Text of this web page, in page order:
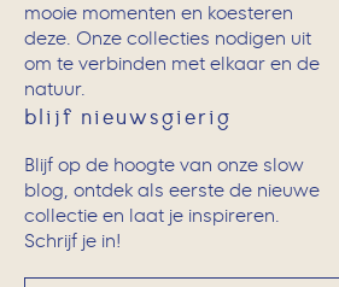
mooie momenten en koesteren
deze. Onze collecties nodigen uit
om te verbinden met elkaar en de
natuur.
blijf nieuwsgierig
Blijf op de hoogte van onze slow
blog, ontdek als eerste de nieuwe
collectie en laat je inspireren.
Schrijf je in!